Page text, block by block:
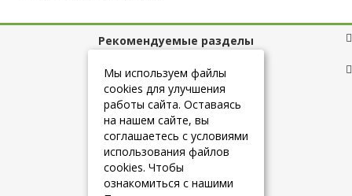
Рекомендуемые разделы
Полезные ссылки
+7 (925) 084-10-60
Мы используем файлы
cookies для улучшения
работы сайта. Оставаясь
на нашем сайте, вы
соглашаетесь с условиями
использования файлов
cookies. Чтобы
ознакомиться с нашими